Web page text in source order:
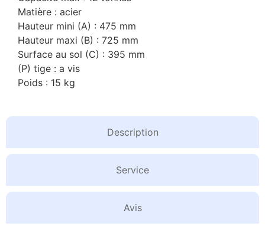
Description
Service
Avis
Matière : acier
Hauteur mini (A) : 475 mm
Hauteur maxi (B) : 725 mm
Surface au sol (C) : 395 mm
(P) tige : a vis
Poids : 15 kg